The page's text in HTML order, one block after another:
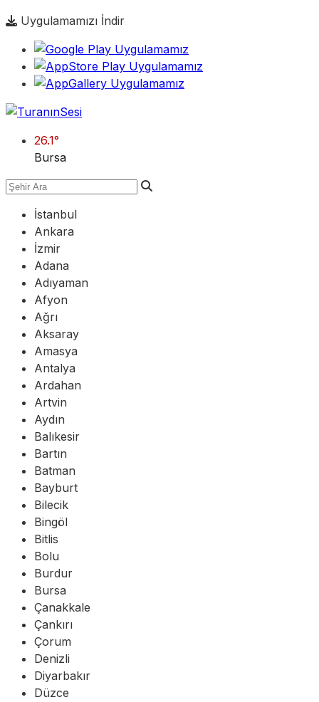
Uygulamamızı İndir
26.1°
Bursa
İstanbul
Ankara
İzmir
Adana
Adıyaman
Afyon
Ağrı
Aksaray
Amasya
Antalya
Ardahan
Artvin
Aydın
Balıkesir
Bartın
Batman
Bayburt
Bilecik
Bingöl
Bitlis
Bolu
Burdur
Bursa
Çanakkale
Çankırı
Çorum
Denizli
Diyarbakır
Düzce